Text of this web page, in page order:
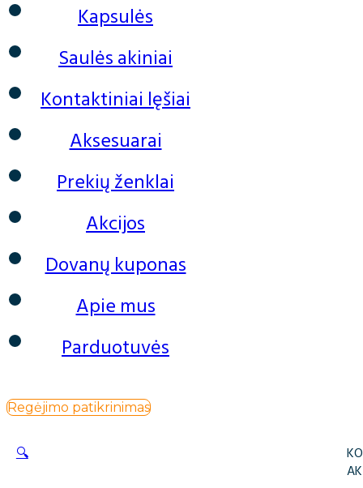
Kapsulės
Saulės akiniai
Kontaktiniai lęšiai
Aksesuarai
Prekių ženklai
Akcijos
Dovanų kuponas
Apie mus
Parduotuvės
Regėjimo patikrinimas
🔍